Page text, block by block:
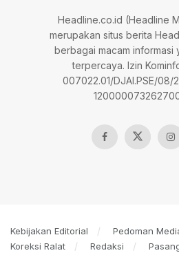
Headline.co.id (Headline
merupakan situs berita
berbagai macam informasi
terpercaya. Izin
007022.01/DJAI.PSE/08/
Kebijakan Editorial Pedoman
Koreksi Ralat
Redaksi